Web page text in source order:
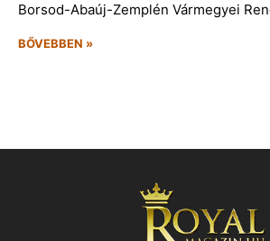
Borsod-Abaúj-Zemplén Vármegyei
BŐVEBBEN »